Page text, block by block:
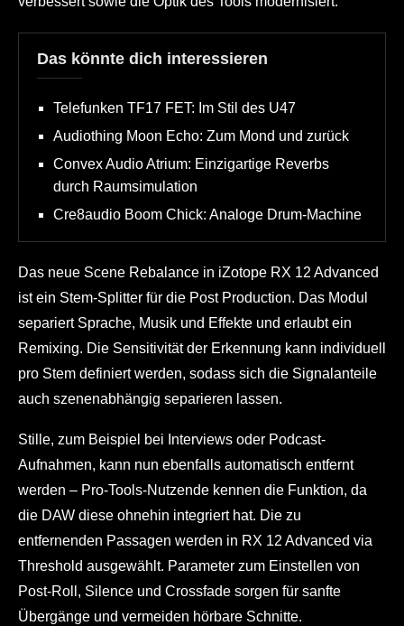
Das könnte dich interessieren
Telefunken TF17 FET: Im Stil des U47
Audiothing Moon Echo: Zum Mond und zurück
Convex Audio Atrium: Einzigartige Reverbs
durch Raumsimulation
Cre8audio Boom Chick: Analoge Drum-Machine
Das neue Scene Rebalance in iZotope RX 12 Advanced
ist ein Stem-Splitter für die Post Production. Das Modul
separiert Sprache, Musik und Effekte und erlaubt ein
Remixing. Die Sensitivität der Erkennung kann individuell
pro Stem definiert werden, sodass sich die Signalanteile
auch szenenabhängig separieren lassen.
Stille, zum Beispiel bei Interviews oder Podcast-
Aufnahmen, kann nun ebenfalls automatisch entfernt
werden – Pro-Tools-Nutzende kennen die Funktion, da
die DAW diese ohnehin integriert hat. Die zu
entfernenden Passagen werden in RX 12 Advanced via
Threshold ausgewählt. Parameter zum Einstellen von
Post-Roll, Silence und Crossfade sorgen für sanfte
Übergänge und vermeiden hörbare Schnitte.